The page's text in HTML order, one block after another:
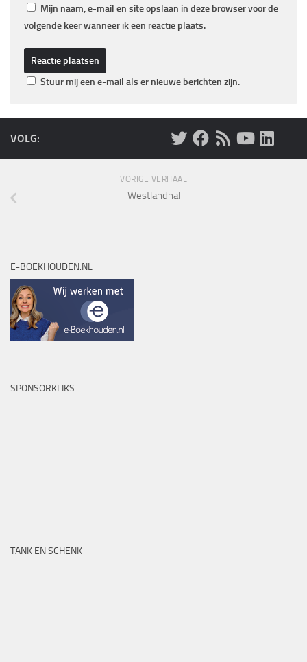
Mijn naam, e-mail en site opslaan in deze browser voor de
volgende keer wanneer ik een reactie plaats.
Stuur mij een e-mail als er nieuwe berichten zijn.
VOLG:
VORIGE VERHAAL
Westlandhal
E-BOEKHOUDEN.NL
SPONSORKLIKS
TANK EN SCHENK